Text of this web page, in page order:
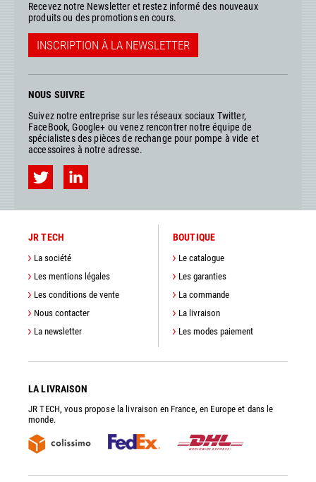
Recevez notre Newsletter et restez informé des nouveaux
produits ou des promotions en cours.
INSCRIPTION À LA NEWSLETTER
NOUS SUIVRE
Suivez notre entreprise sur les réseaux sociaux Twitter,
FaceBook, Google+ ou venez rencontrer notre équipe de
spécialistes des pièces de rechange pour pompe à vide et
accessoires à notre adresse.
JR TECH
La société
Les mentions légales
Les conditions de vente
Nous contacter
La newsletter
BOUTIQUE
Le catalogue
Les garanties
La commande
La livraison
Les modes paiement
LA LIVRAISON
JR TECH, vous propose la livraison en France, en Europe et dans le
monde.